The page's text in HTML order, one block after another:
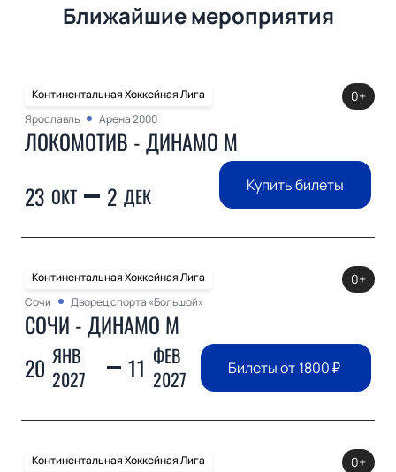
Ближайшие мероприятия
Континентальная Хоккейная Лига
Ярославль
Арена 2000
ЛОКОМОТИВ - ДИНАМО М
23 ОКТ 2 ДЕК
0+
Купить билеты
Континентальная Хоккейная Лига
Сочи
Дворец спорта «Большой»
СОЧИ - ДИНАМО М
20 ЯНВ
2027
11 ФЕВ
2027
0+
Билеты от 1800₽
Континентальная Хоккейная Лига
0+